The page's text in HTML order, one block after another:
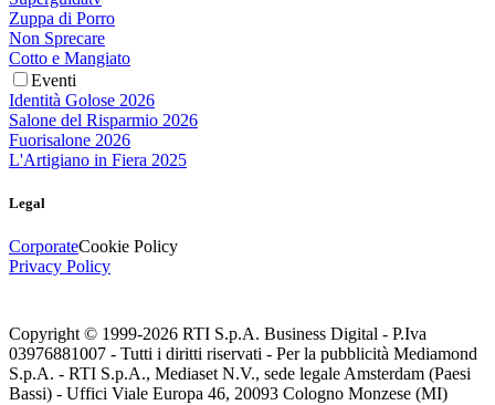
Zuppa di Porro
Non Sprecare
Cotto e Mangiato
Eventi
Identità Golose 2026
Salone del Risparmio 2026
Fuorisalone 2026
L'Artigiano in Fiera 2025
Legal
CorporateCookie Policy
Privacy Policy
Copyright © 1999-2026 RTI S.p.A. Business Digital - P.Iva
03976881007 - Tutti i diritti riservati - Per la pubblicità Mediamond
S.p.A. - RTI S.p.A., Mediaset N.V., sede legale Amsterdam (Paesi
Bassi) - Uffici Viale Europa 46, 20093 Cologno Monzese (MI)